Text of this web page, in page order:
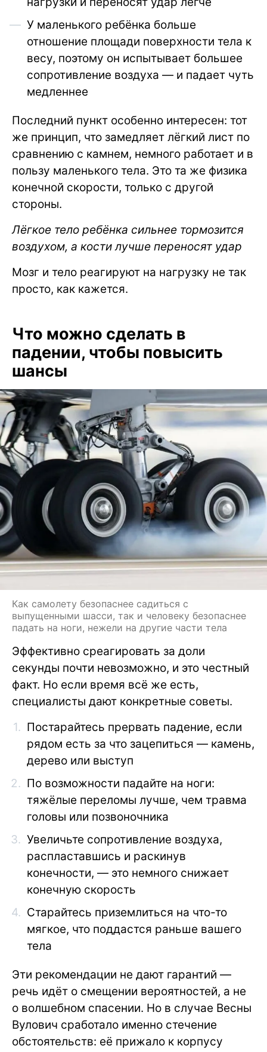
У маленького ребёнка больше
отношение площади поверхности тела к
весу, поэтому он испытывает большее
сопротивление воздуха — и падает чуть
медленнее
Последний пункт особенно интересен: тот
же принцип, что замедляет лёгкий лист по
сравнению с камнем, немного работает и в
пользу маленького тела. Это та же физика
конечной скорости, только с другой
стороны.
Лёгкое тело ребёнка сильнее тормозится
воздухом, а кости лучше переносят удар
Мозг и тело реагируют на нагрузку не так
просто, как кажется.
Что можно сделать в
падении, чтобы повысить
шансы
Как самолету безопаснее садиться с
выпущенными шасси, так и человеку безопаснее
падать на ноги, нежели на другие части тела
Эффективно среагировать за доли
секунды почти невозможно, и это честный
факт. Но если время всё же есть,
специалисты дают конкретные советы.
Постарайтесь прервать падение, если
рядом есть за что зацепиться — камень,
дерево или выступ
По возможности падайте на ноги:
тяжёлые переломы лучше, чем травма
головы или позвоночника
Увеличьте сопротивление воздуха,
распластавшись и раскинув
конечности, — это немного снижает
конечную скорость
Старайтесь приземлиться на что-то
мягкое, что поддастся раньше вашего
тела
Эти рекомендации не дают гарантий —
речь идёт о смещении вероятностей, а не
о волшебном спасении. Но в случае Весны
Вулович сработало именно стечение
обстоятельств: её прижало к корпусу